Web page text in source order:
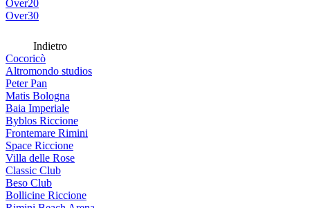
Over20
Over30
Indietro
Cocoricò
Altromondo studios
Peter Pan
Matis Bologna
Baia Imperiale
Byblos Riccione
Frontemare Rimini
Space Riccione
Villa delle Rose
Classic Club
Beso Club
Bollicine Riccione